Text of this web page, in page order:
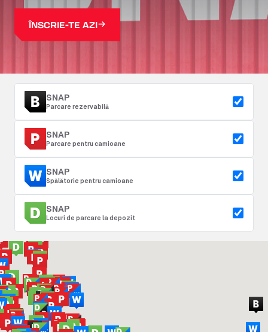
ÎNSCRIE-TE AZI
SNAP
Parcare rezervabilă
SNAP
Parcare pentru camioane
SNAP
Spălătorie pentru camioane
SNAP
Locuri de parcare la depozit